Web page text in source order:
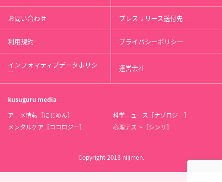
お問い合わせ プレスリリース送付先
利用規約 プライバシーポリシー
インフォマティブデータポリシ
ー 運営会社
kusuguru media
アニメ情報［にじめん］
科学ニュース［ナゾロジー］
メンタルケア［ココロジー］
心理テスト［シンリ］
Copyright 2013 nijimen.